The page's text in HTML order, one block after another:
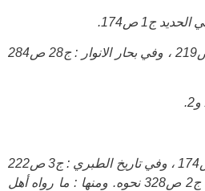
(12) شرح نهج البلاغة : ج1 ص219 ، وفي بحار الانوار : ج28 ص284
(15) شرح نهج البلاغة : ج1 ص174 ، وفي تاريخ الطبري : ج3 ص222
و 223 ، الكامل في التاريخ : ج2 ص328 نحوه. ومنها : ما رواه أهل